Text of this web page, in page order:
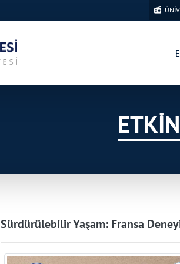
Sürdürülebilir Yaşam: Fransa